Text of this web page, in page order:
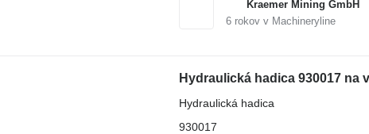
Kraemer Mining GmbH
6rokov v Machineryline
Hydraulická hadica 930017 na
Hydraulická hadica
930017